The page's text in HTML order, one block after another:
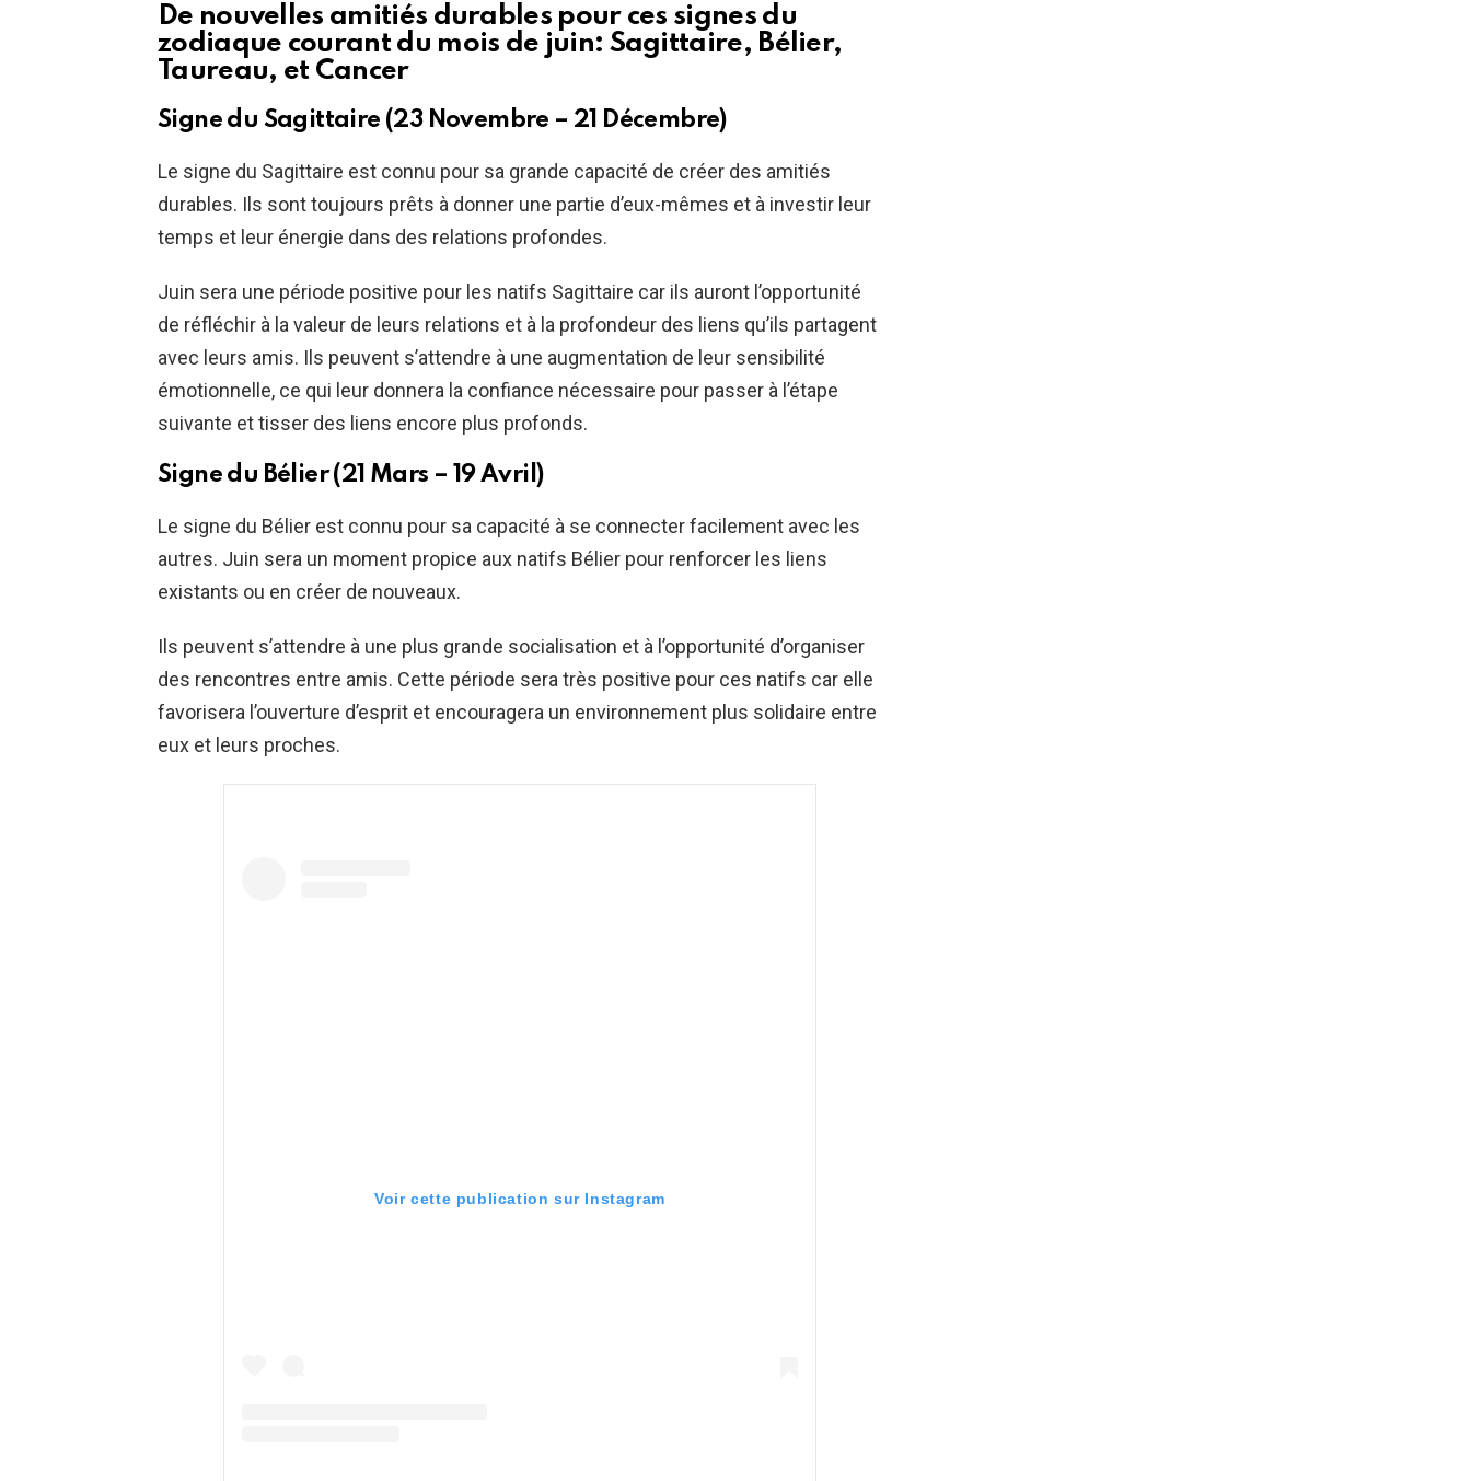
De nouvelles amitiés durables pour ces signes du
zodiaque courant du mois de juin: Sagittaire, Bélier,
Taureau, et Cancer
Signe du Sagittaire (23 Novembre – 21 Décembre)
Le signe du Sagittaire est connu pour sa grande capacité de créer des amitiés
durables. Ils sont toujours prêts à donner une partie d’eux-mêmes et à investir leur
temps et leur énergie dans des relations profondes.
Juin sera une période positive pour les natifs Sagittaire car ils auront l’opportunité
de réfléchir à la valeur de leurs relations et à la profondeur des liens qu’ils partagent
avec leurs amis. Ils peuvent s’attendre à une augmentation de leur sensibilité
émotionnelle, ce qui leur donnera la confiance nécessaire pour passer à l’étape
suivante et tisser des liens encore plus profonds.
Signe du Bélier (21 Mars – 19 Avril)
Le signe du Bélier est connu pour sa capacité à se connecter facilement avec les
autres. Juin sera un moment propice aux natifs Bélier pour renforcer les liens
existants ou en créer de nouveaux.
Ils peuvent s’attendre à une plus grande socialisation et à l’opportunité d’organiser
des rencontres entre amis. Cette période sera très positive pour ces natifs car elle
favorisera l’ouverture d’esprit et encouragera un environnement plus solidaire entre
eux et leurs proches.
Voir cette publication sur Instagram